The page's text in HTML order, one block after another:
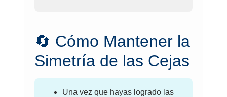
🔄 Cómo Mantener la
Simetría de las Cejas
Una vez que hayas logrado las